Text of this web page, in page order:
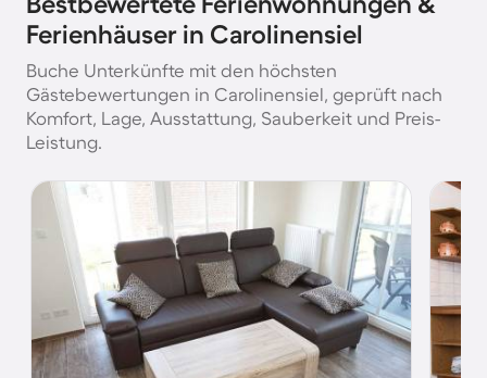
Ferienhäuser in Carolinensiel
Buche Unterkünfte mit den höchsten
Gästebewertungen in Carolinensiel, geprüft nach
Komfort, Lage, Ausstattung, Sauberkeit und Preis-
Leistung.